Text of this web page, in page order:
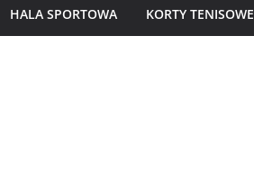
HALA SPORTOWA KORTY TENISOWE